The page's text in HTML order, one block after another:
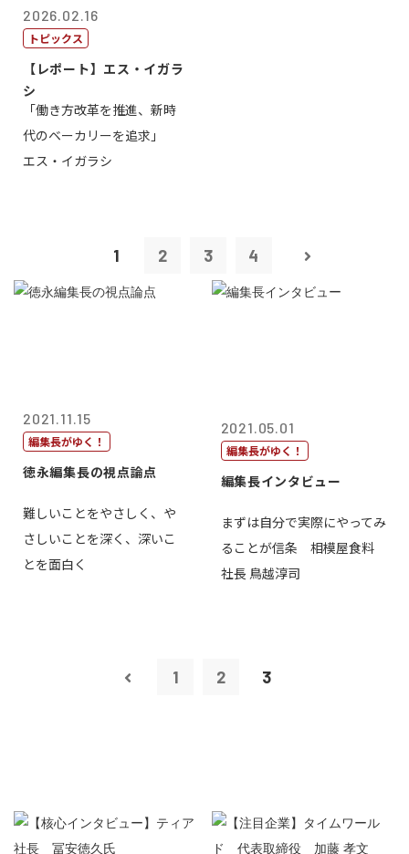
2026.02.16
トピックス
【レポート】エス・イガラ
シ
「働き方改革を推進、新時
代のベーカリーを追求」
エス・イガラシ
1 2 3 4
2021.11.15
編集長がゆく！
徳永編集長の視点論点
難しいことをやさしく、や
さしいことを深く、深いこ
とを面白く
2021.05.01
編集長がゆく！
編集長インタビュー
まずは自分で実際にやってみ
ることが信条 相模屋食料
社長 鳥越淳司
1 2 3